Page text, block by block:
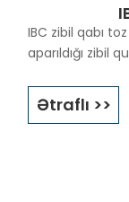
IBC zibil qabı toz
aparıldığı zibil
maraqlı
vaxt əczaçılıq
Ətraflı >>